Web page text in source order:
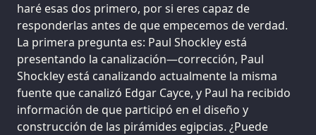
haré esas dos primero, por si eres capaz de
responderlas antes de que empecemos de verdad.
La primera pregunta es: Paul Shockley está
presentando la canalización—corrección, Paul
Shockley está canalizando actualmente la misma
fuente que canalizó Edgar Cayce, y Paul ha recibido
información de que participó en el diseño y
construcción de las pirámides egipcias. ¿Puede